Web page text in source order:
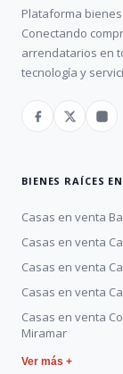
Plataforma
Conectando
arrendatarios en
tecnología y
BIENES RAÍCES
Casas en venta
Casas en venta
Casas en venta
Casas en venta
Casas en venta
Miramar
Ver más +